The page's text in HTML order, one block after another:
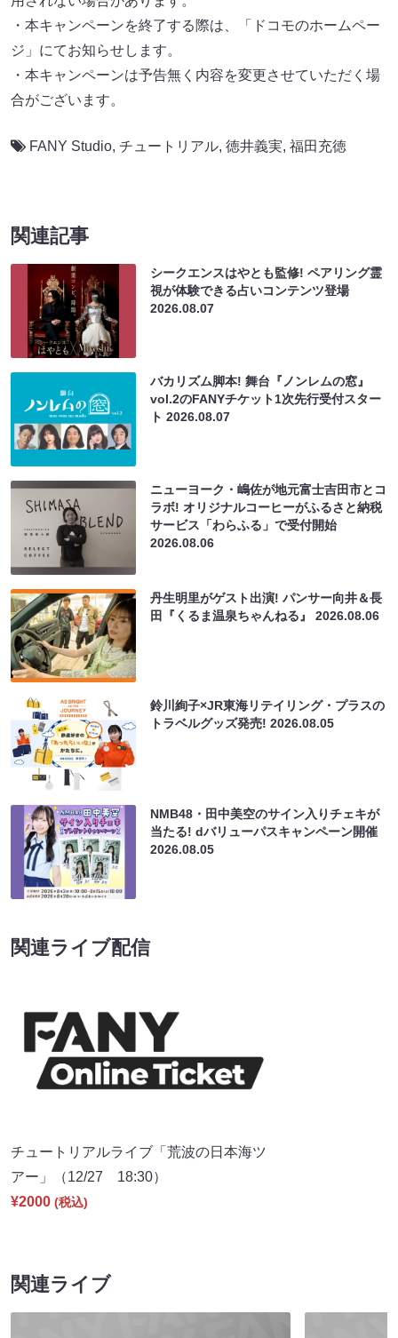
・本キャンペーンを終了する際は、「ドコモのホームペー
ジ」にてお知らせします。
・本キャンペーンは予告無く内容を変更させていただく場
合がございます。
FANY Studio, チュートリアル, 徳井義実, 福田充徳
関連記事
シークエンスはやとも監修! ペアリング霊
視が体験できる占いコンテンツ登場
2026.08.07
バカリズム脚本! 舞台『ノンレムの窓』
vol.2のFANYチケット1次先行受付スター
ト2026.08.07
ニューヨーク・嶋佐が地元富士吉田市とコ
ラボ! オリジナルコーヒーがふるさと納税
サービス「わらふる」で受付開始
2026.08.06
丹生明里がゲスト出演! パンサー向井＆長
田『くるま温泉ちゃんねる』2026.08.06
鈴川絢子×JR東海リテイリング・プラスの
トラベルグッズ発売!2026.08.05
NMB48・田中美空のサイン入りチェキが
当たる! dバリューパスキャンペーン開催
2026.08.05
関連ライブ配信
チュートリアルライブ「荒波の日本海ツ
アー」（12/27 18:30）
¥2000 (税込)
関連ライブ